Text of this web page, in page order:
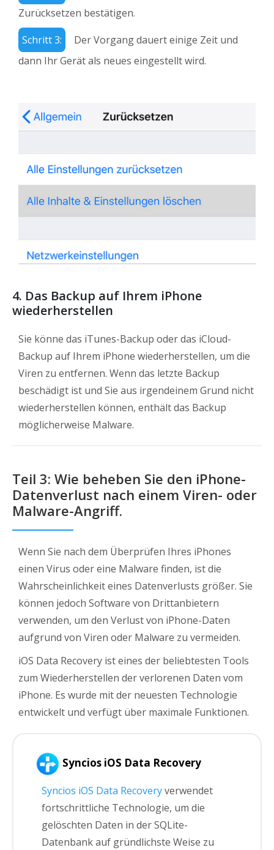
Zurücksetzen bestätigen.
Schritt 3:
Der Vorgang dauert einige Zeit und
dann Ihr Gerät als neues eingestellt wird.
4. Das Backup auf Ihrem iPhone
wiederherstellen
Sie könne das iTunes-Backup oder das iCloud-
Backup auf Ihrem iPhone wiederherstellen, um die
Viren zu entfernen. Wenn das letzte Backup
beschädigt ist und Sie aus irgendeinem Grund nicht
wiederherstellen können, enthält das Backup
möglicherweise Malware.
Teil 3: Wie beheben Sie den iPhone-
Datenverlust nach einem Viren- oder
Malware-Angriff.
Wenn Sie nach dem Überprüfen Ihres iPhones
einen Virus oder eine Malware finden, ist die
Wahrscheinlichkeit eines Datenverlusts größer. Sie
können jedoch Software von Drittanbietern
verwenden, um den Verlust von iPhone-Daten
aufgrund von Viren oder Malware zu vermeiden.
iOS Data Recovery ist eines der beliebtesten Tools
zum Wiederherstellen der verlorenen Daten vom
iPhone. Es wurde mit der neuesten Technologie
entwickelt und verfügt über maximale Funktionen.
Syncios iOS Data Recovery
Syncios iOS Data Recoveryverwendet
fortschrittliche Technologie, um die
gelöschten Daten in der SQLite-
Datenbank auf gründlichste Weise zu